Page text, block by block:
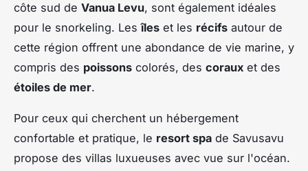
côte sud de Vanua Levu, sont également idéales
pour le snorkeling. Lesîles et les récifs autour de
cette région offrent une abondance de vie marine, y
compris des poissons colorés, des coraux et des
étoiles de mer.
Pour ceux qui cherchent un hébergement
confortable et pratique, le resort spa de Savusavu
propose des villas luxueuses avec vue sur l'océan.